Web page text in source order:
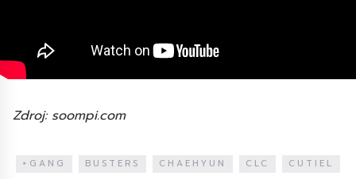
Zdroj: soompi.com
+GANG BUSTERS CHAEHYUN CLC
CUTIEL